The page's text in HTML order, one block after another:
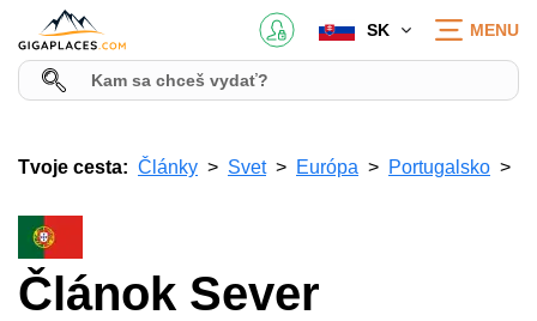
SK MENU
Tvoje cesta: Články Svet Európa Portugalsko
Článok Sever